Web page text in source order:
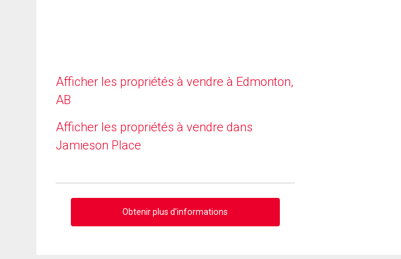
Afficher les propriétés à vendre à Edmonton,
AB
Afficher les propriétés à vendre dans
Jamieson Place
Obtenir plus d'informations